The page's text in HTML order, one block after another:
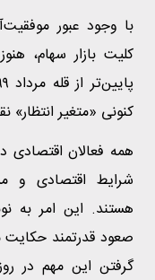
کلیت بازار سهام،
کنونی «متغیر انتظار»
همه فعالان اقتصادی
شرایط اقتصادی و
هستند. این امر به
صعود قدرتمند حکایت
گرفتن این مهم در